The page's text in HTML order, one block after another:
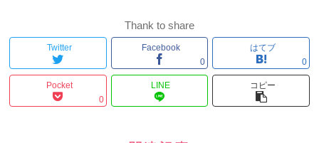
Thank to share
Twitter
Facebook
0
はてブ
0
Pocket
0
LINE コピー